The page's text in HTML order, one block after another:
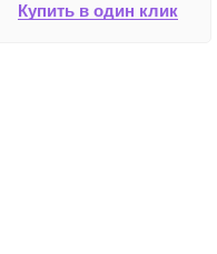
Купить в один клик